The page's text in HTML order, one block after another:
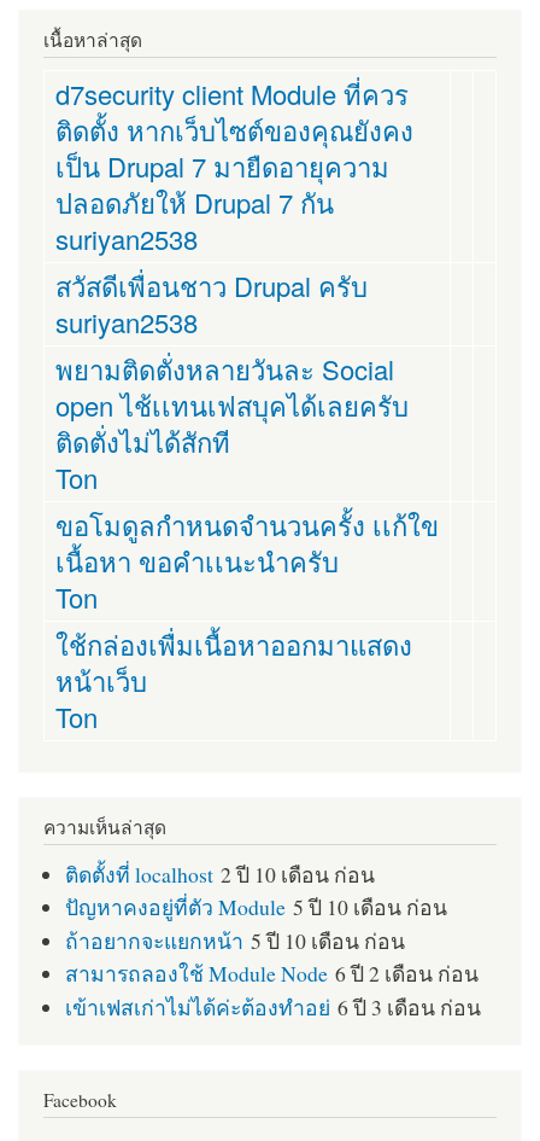
เนื้อหาล่าสุด
d7security client Module ที่ควร
ติดตั้ง หากเว็บไซต์ของคุณยังคง
เป็น Drupal 7 มายืดอายุความ
ปลอดภัยให้ Drupal 7 กัน
suriyan2538
สวัสดีเพื่อนชาว Drupal ครับ
suriyan2538
พยามติดตั่งหลายวันละ Social
open ไช้เเทนเฟสบุคได้เลยครับ
ติดตั่งไม่ได้สักที
Ton
ขอโมดูลกำหนดจำนวนครั้ง เเก้ใข
เนื้อหา ขอคำเเนะนำครับ
Ton
ใช้กล่องเพื่มเนื้อหาออกมาแสดง
หน้าเว็บ
Ton
ความเห็นล่าสุด
ติดตั้งที่ localhost 2 ปี 10 เดือน ก่อน
ปัญหาคงอยู่ที่ตัว Module 5 ปี 10 เดือน ก่อน
ถ้าอยากจะแยกหน้า 5 ปี 10 เดือน ก่อน
สามารถลองใช้ Module Node 6 ปี 2 เดือน ก่อน
เข้าเฟสเก่าไม่ได้ค่ะต้องทำอย่ 6 ปี 3 เดือน ก่อน
Facebook